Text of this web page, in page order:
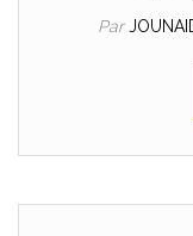
Par